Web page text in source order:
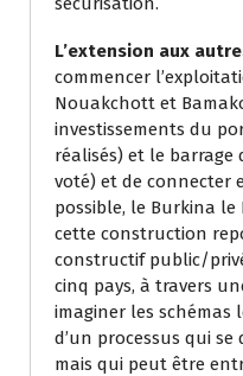
L’extension aux
commencer
Nouakchott et
investissements du
réalisés) et le barrage
voté) et de connecter
possible, le Burkina le
cette construction
constructif public/
cinq pays, à travers
imaginer les schémas
d’un processus qui
mais qui peut être